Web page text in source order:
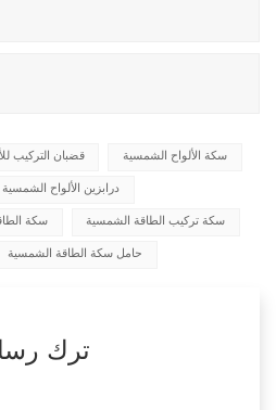
قضبان التركيب سكة الألواح الشمسية
درابزين الألواح الشمسية
سكة سكة تركيب الطاقة الشمسية
حامل سكة الطاقة الشمسية
ترك